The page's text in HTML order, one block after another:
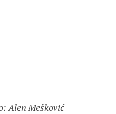
Alen Mešković